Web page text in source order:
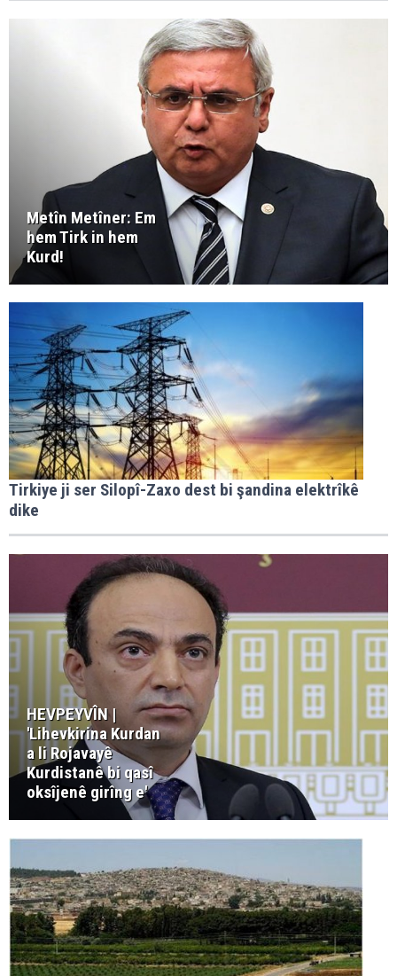
Metîn Metîner: Em
hem Tirk in hem
Kurd!
Tirkiye ji ser Silopî-Zaxo dest bi şandina elektrîkê
dike
HEVPEYVÎN |
'Lihevkirina Kurdan
a li Rojavayê
Kurdistanê bi qasî
oksîjenê girîng e'